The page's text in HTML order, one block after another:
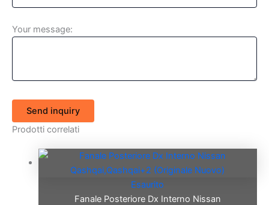
Your message:
Send inquiry
Prodotti correlati
Esaurito
Fanale Posteriore Dx Interno Nissan